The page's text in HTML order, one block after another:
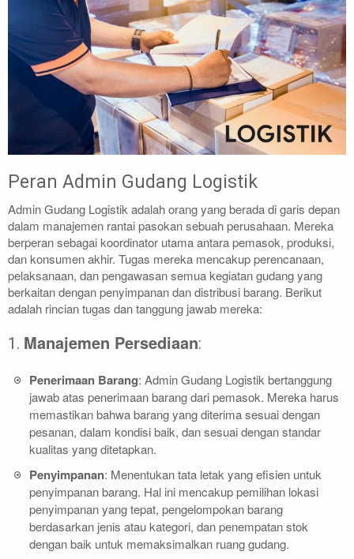
Peran Admin Gudang Logistik
Admin Gudang Logistik adalah orang yang berada di garis depan
dalam manajemen rantai pasokan sebuah perusahaan. Mereka
berperan sebagai koordinator utama antara pemasok, produksi,
dan konsumen akhir. Tugas mereka mencakup perencanaan,
pelaksanaan, dan pengawasan semua kegiatan gudang yang
berkaitan dengan penyimpanan dan distribusi barang. Berikut
adalah rincian tugas dan tanggung jawab mereka:
1. Manajemen Persediaan:
Penerimaan Barang: Admin Gudang Logistik bertanggung
jawab atas penerimaan barang dari pemasok. Mereka harus
memastikan bahwa barang yang diterima sesuai dengan
pesanan, dalam kondisi baik, dan sesuai dengan standar
kualitas yang ditetapkan.
Penyimpanan: Menentukan tata letak yang efisien untuk
penyimpanan barang. Hal ini mencakup pemilihan lokasi
penyimpanan yang tepat, pengelompokan barang
berdasarkan jenis atau kategori, dan penempatan stok
dengan baik untuk memaksimalkan ruang gudang.